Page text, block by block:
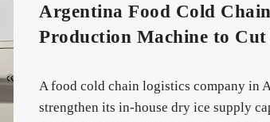
Argentina Food Cold
Production Machine to Cut
A food cold chain logistics company in
strengthen its in-house dry ice supply